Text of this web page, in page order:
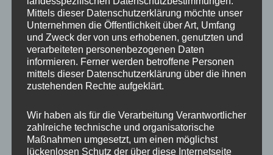
NEWS ABONNIEREN?
Mittels dieser Datenschutzerklärung möchte unser
Unternehmen die Öffentlichkeit über Art, Umfang
und Zweck der von uns erhobenen, genutzten und
verarbeiteten personenbezogenen Daten
informieren. Ferner werden betroffene Personen
mittels dieser Datenschutzerklärung über die ihnen
zustehenden Rechte aufgeklärt.
Wir haben als für die Verarbeitung Verantwortlicher
zahlreiche technische und organisatorische
Maßnahmen umgesetzt, um einen möglichst
lückenlosen Schutz der über diese Internetseite